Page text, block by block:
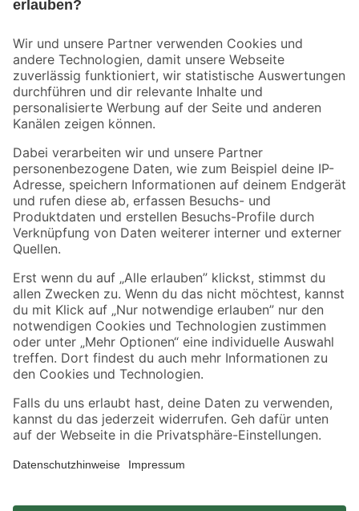
Folge uns
Zahlungsarten Versandarten
Sicher einkaufen
Jetzt die toom-App herunterladen
Alle Preisangaben in EUR inkl. gesetzl. MwSt.. Die dargestellten Angebote sind unter
Umständen nicht in allen Märkten verfügbar. Die angegebenen Verfügbarkeiten beziehen
sich auf den unter "Mein Markt" ausgewählten toom Baumarkt. Alle Angebote und
*Paketversand ab 59 € versandkostenfrei, gilt nicht für Artikel mit Speditionsversand, hier
fallen zusätzliche Versandkosten an.